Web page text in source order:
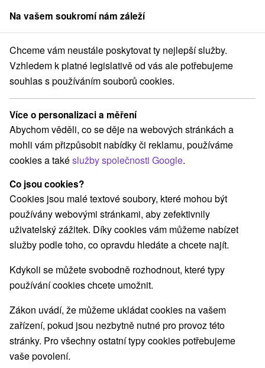
člen skupinySorger
Východné Slovensko Prešovský kraj Veľká Lomnica
Ubytování Veľká Lomnica
Kategorie
Všechny kategorie
Hotely na Slovensku (3)
Apartmány(17) Chaty na prenájom(10)
Penzióny (10) Priváty
Vyberte lokalitu nebo termín
VŠECHNY TOP - NEJPRODÁVANĚJŠÍ NEJLEVNĚJŠÍ
Na vašem soukromí nám záleží
Chceme vám neustále poskytovat ty nejlepší služby.
Vzhledem k platné legislativě od vás ale potřebujeme
souhlas s používáním souborů cookies.
Více o personalizaci a měření
Abychom věděli, co se děje na webových stránkách a
mohli vám přizpůsobit nabídky či reklamu, používáme
cookies a takéslužby společnosti Google.
Co jsou cookies?
Cookies jsou malé textové soubory, které mohou být
používány webovými stránkami, aby zefektivnily
uživatelský zážitek. Díky cookies vám můžeme nabízet
služby podle toho, co opravdu hledáte a chcete najít.
Kdykoli se můžete svobodně rozhodnout, které typy
používání cookies chcete umožnit.
Zákon uvádí, že můžeme ukládat cookies na vašem
zařízení, pokud jsou nezbytně nutné pro provoz této
stránky. Pro všechny ostatní typy cookies potřebujeme
vaše povolení.